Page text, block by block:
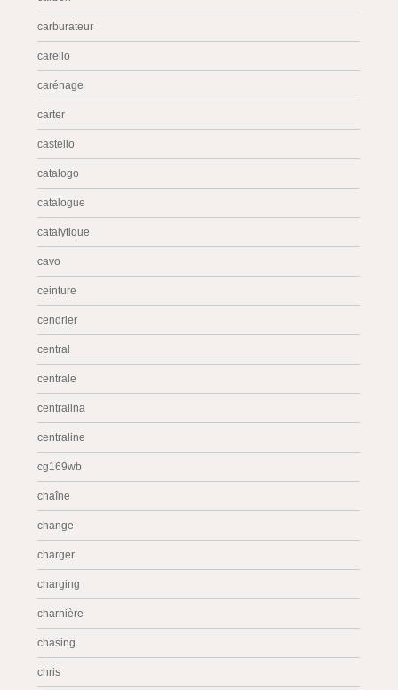
carburateur
carello
carénage
carter
castello
catalogo
catalogue
catalytique
cavo
ceinture
cendrier
central
centrale
centralina
centraline
cg169wb
chaîne
change
charger
charging
charnière
chasing
chris